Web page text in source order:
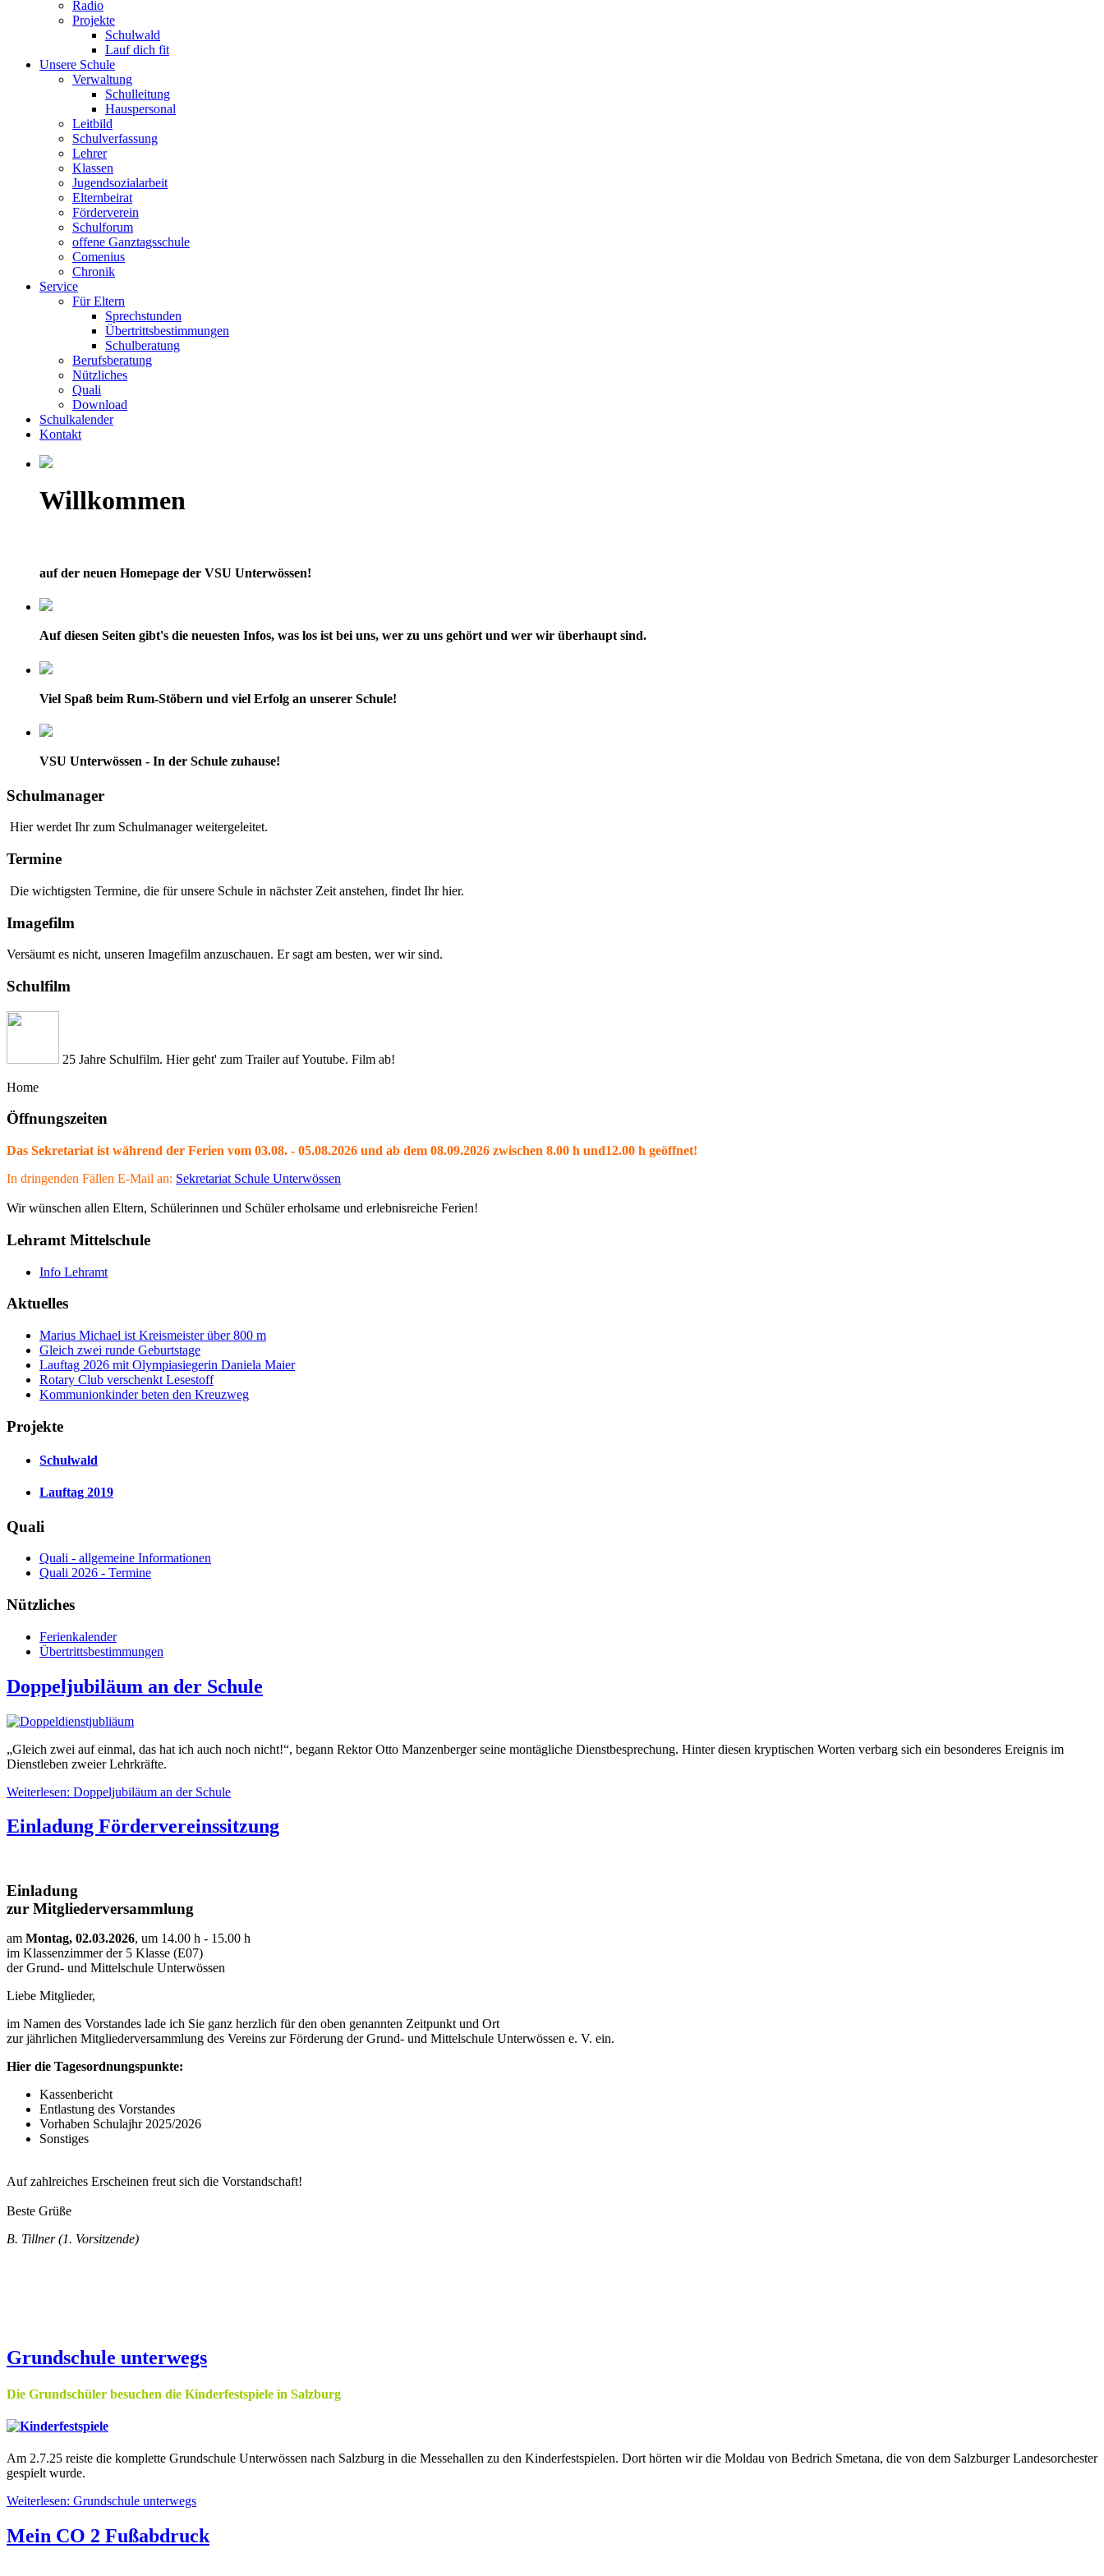
Radio
Projekte
Schulwald
Lauf dich fit
Unsere Schule
Verwaltung
Schulleitung
Hauspersonal
Leitbild
Schulverfassung
Lehrer
Klassen
Jugendsozialarbeit
Elternbeirat
Förderverein
Schulforum
offene Ganztagsschule
Comenius
Chronik
Service
Für Eltern
Sprechstunden
Übertrittsbestimmungen
Schulberatung
Berufsberatung
Nützliches
Quali
Download
Schulkalender
Kontakt
Willkommen
auf der neuen Homepage der VSU Unterwössen!
Auf diesen Seiten gibt's die neuesten Infos, was los ist bei uns, wer zu uns gehört und wer wir überhaupt sind.
Viel Spaß beim Rum-Stöbern und viel Erfolg an unserer Schule!
VSU Unterwössen - In der Schule zuhause!
Schulmanager
Hier werdet Ihr zum Schulmanager weitergeleitet.
Termine
Die wichtigsten Termine, die für unsere Schule in nächster Zeit anstehen, findet Ihr hier.
Imagefilm
Versäumt es nicht, unseren Imagefilm anzuschauen. Er sagt am besten, wer wir sind.
Schulfilm
25 Jahre Schulfilm. Hier geht' zum Trailer auf Youtube. Film ab!
Home
Öffnungszeiten
Das Sekretariat ist während der Ferien vom 03.08. - 05.08.2026 und ab dem 08.09.2026 zwischen 8.00 h und12.00 h geöffnet!
In dringenden Fällen E-Mail an: Sekretariat Schule Unterwössen
Wir wünschen allen Eltern, Schülerinnen und Schüler erholsame und erlebnisreiche Ferien!
Lehramt Mittelschule
Info Lehramt
Aktuelles
Marius Michael ist Kreismeister über 800 m
Gleich zwei runde Geburtstage
Lauftag 2026 mit Olympiasiegerin Daniela Maier
Rotary Club verschenkt Lesestoff
Kommunionkinder beten den Kreuzweg
Projekte
Schulwald
Lauftag 2019
Quali
Quali - allgemeine Informationen
Quali 2026 - Termine
Nützliches
Ferienkalender
Übertrittsbestimmungen
Doppeljubiläum an der Schule
„Gleich zwei auf einmal, das hat ich auch noch nicht!“, begann Rektor Otto Manzenberger seine montägliche Dienstbesprechung. Hinter diesen kryptischen Worten verbarg sich ein besonderes Ereignis im
Dienstleben zweier Lehrkräfte.
Weiterlesen: Doppeljubiläum an der Schule
Einladung Fördervereinssitzung
Einladung
zur Mitgliederversammlung
am Montag, 02.03.2026, um 14.00 h - 15.00 h
im Klassenzimmer der 5 Klasse (E07)
der Grund- und Mittelschule Unterwössen
Liebe Mitglieder,
im Namen des Vorstandes lade ich Sie ganz herzlich für den oben genannten Zeitpunkt und Ort
zur jährlichen Mitgliederversammlung des Vereins zur Förderung der Grund- und Mittelschule Unterwössen e. V. ein.
Hier die Tagesordnungspunkte:
Kassenbericht
Entlastung des Vorstandes
Vorhaben Schulajhr 2025/2026
Sonstiges
Auf zahlreiches Erscheinen freut sich die Vorstandschaft!
Beste Grüße
B. Tillner (1. Vorsitzende)
Grundschule unterwegs
Die Grundschüler besuchen die Kinderfestspiele in Salzburg
Am 2.7.25 reiste die komplette Grundschule Unterwössen nach Salzburg in die Messehallen zu den Kinderfestspielen. Dort hörten wir die Moldau von Bedrich Smetana, die von dem Salzburger Landesorchester
gespielt wurde.
Weiterlesen: Grundschule unterwegs
Mein CO 2 Fußabdruck